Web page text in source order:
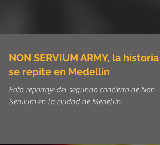
NON SERVIUM ARMY, la historia
se repite en Medellín
Foto-reportaje del segundo concierto de Non